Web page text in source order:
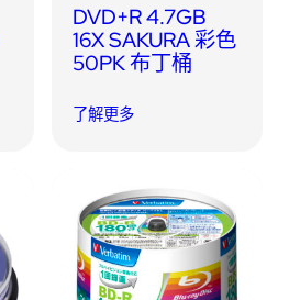
DVD+R 4.7GB
16X SAKURA 彩色
50PK 布丁桶
了解更多